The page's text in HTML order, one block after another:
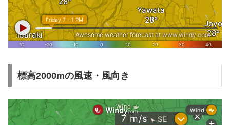
標高2000mの風速・風向き